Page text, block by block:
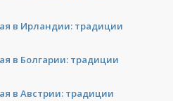
в Ирландии: традиции
в Болгарии: традиции
в Австрии: традиции